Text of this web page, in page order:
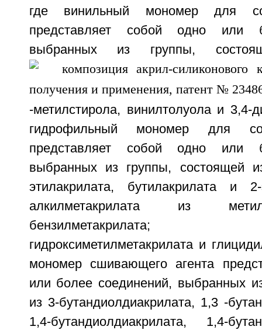
где винильный мономер для
представляет собой одно или
выбранных из группы,
-метилстирола, винилтолуола и 3,4-
гидрофильный мономер для
представляет собой одно или
выбранных из группы, состоящей
этилакрилата, бутилакрилата и 2-
алкилметакрилата из
бензилметакрилата;
гидроксиметилметакрилата и
мономер сшивающего агента
или более соединений, выбранных
из 3-бутандиолдиакрилата, 1,3 -
1,4-бутандиолдиакрилата, 1,4-